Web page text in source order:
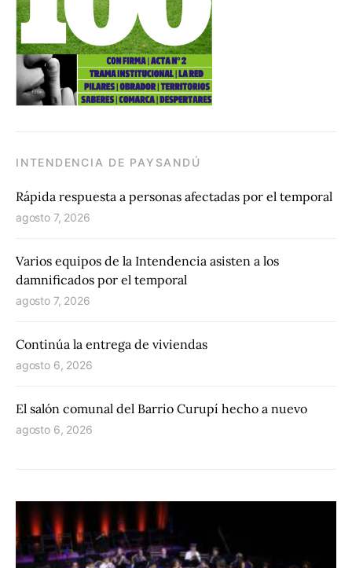
INTENDENCIA DE PAYSANDÚ
Rápida respuesta a personas afectadas por el temporal
agosto 7, 2026
Varios equipos de la Intendencia asisten a los
damnificados por el temporal
agosto 7, 2026
Continúa la entrega de viviendas
agosto 6, 2026
El salón comunal del Barrio Curupí hecho a nuevo
agosto 6, 2026